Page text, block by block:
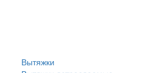
Вытяжки